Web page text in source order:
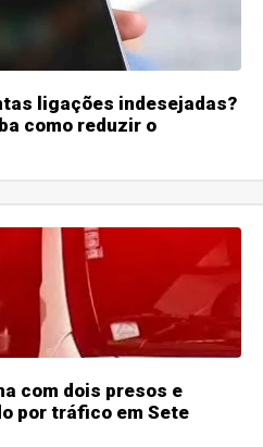
ligações indesejadas?
como reduzir o
com dois presos e
por tráfico em Sete